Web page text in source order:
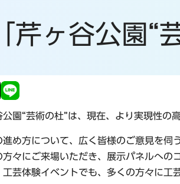
「芹ヶ谷公園“
公園“芸術の杜”は、現在、より実現性の
進め方について、広く皆様のご意見を伺
方々にご来場いただき、展示パネルへの
工芸体験イベントでも、多くの方々に工